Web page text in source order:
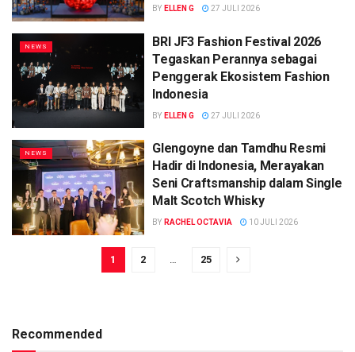
BY ELLEN G 27 JULI 2026
NEWS
BRI JF3 Fashion Festival 2026
Tegaskan Perannya sebagai
Penggerak Ekosistem Fashion
Indonesia
BY ELLEN G 27 JULI 2026
NEWS
Glengoyne dan Tamdhu Resmi
Hadir di Indonesia, Merayakan
Seni Craftsmanship dalam Single
Malt Scotch Whisky
BY RACHEL OCTAVIA 10 JULI 2026
1 2 25
Recommended